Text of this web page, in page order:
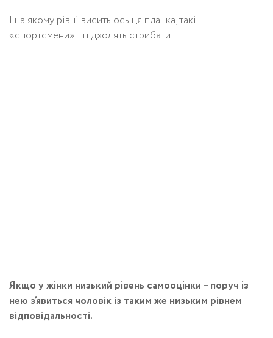
І на якому рівні висить ось ця планка, такі
«спортсмени» і підходять стрибати.
Якщо у жінки низький рівень самооцінки – поруч із
нею з’явиться чоловік із таким же низьким рівнем
відповідальності.